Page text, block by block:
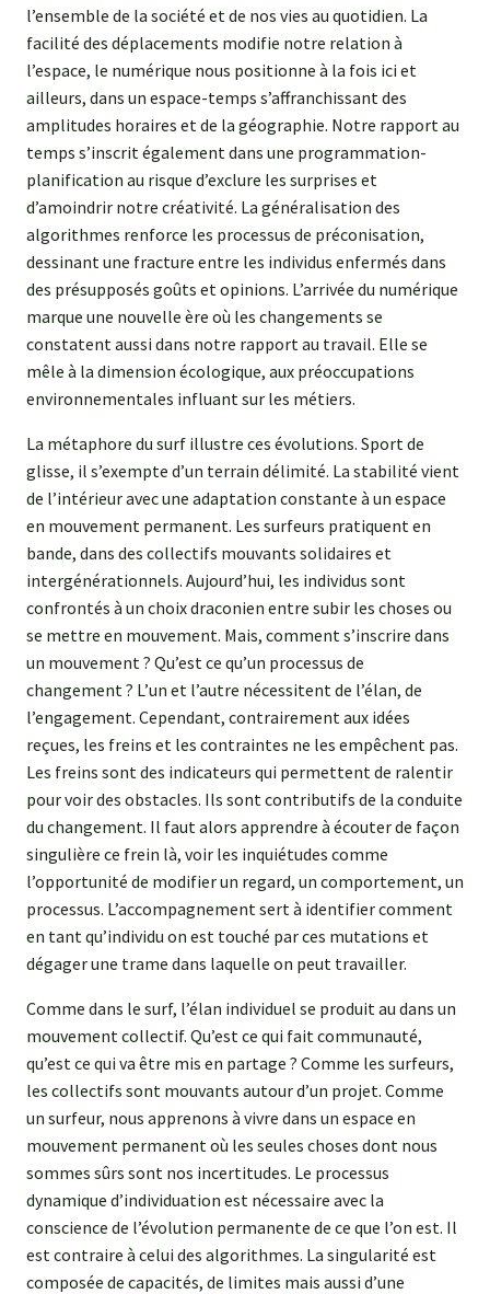
l’ensemble de la société et de nos vies au quotidien. La
facilité des déplacements modifie notre relation à
l’espace, le numérique nous positionne à la fois ici et
ailleurs, dans un espace-temps s’affranchissant des
amplitudes horaires et de la géographie. Notre rapport au
temps s’inscrit également dans une programmation-
planification au risque d’exclure les surprises et
d’amoindrir notre créativité. La généralisation des
algorithmes renforce les processus de préconisation,
dessinant une fracture entre les individus enfermés dans
des présupposés goûts et opinions. L’arrivée du numérique
marque une nouvelle ère où les changements se
constatent aussi dans notre rapport au travail. Elle se
mêle à la dimension écologique, aux préoccupations
environnementales influant sur les métiers.
La métaphore du surf illustre ces évolutions. Sport de
glisse, il s’exempte d’un terrain délimité. La stabilité vient
de l’intérieur avec une adaptation constante à un espace
en mouvement permanent. Les surfeurs pratiquent en
bande, dans des collectifs mouvants solidaires et
intergénérationnels. Aujourd’hui, les individus sont
confrontés à un choix draconien entre subir les choses ou
se mettre en mouvement. Mais, comment s’inscrire dans
un mouvement ? Qu’est ce qu’un processus de
changement ? L’un et l’autre nécessitent de l’élan, de
l’engagement. Cependant, contrairement aux idées
reçues, les freins et les contraintes ne les empêchent pas.
Les freins sont des indicateurs qui permettent de ralentir
pour voir des obstacles. Ils sont contributifs de la conduite
du changement. Il faut alors apprendre à écouter de façon
singulière ce frein là, voir les inquiétudes comme
l’opportunité de modifier un regard, un comportement, un
processus. L’accompagnement sert à identifier comment
en tant qu’individu on est touché par ces mutations et
dégager une trame dans laquelle on peut travailler.
Comme dans le surf, l’élan individuel se produit au dans un
mouvement collectif. Qu’est ce qui fait communauté,
qu’est ce qui va être mis en partage ? Comme les surfeurs,
les collectifs sont mouvants autour d’un projet. Comme
un surfeur, nous apprenons à vivre dans un espace en
mouvement permanent où les seules choses dont nous
sommes sûrs sont nos incertitudes. Le processus
dynamique d’individuation est nécessaire avec la
conscience de l’évolution permanente de ce que l’on est. Il
est contraire à celui des algorithmes. La singularité est
composée de capacités, de limites mais aussi d’une